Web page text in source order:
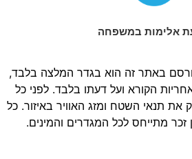
אלימות במשפחה
באתר זה הוא בגדר המלצה בלבד,
הקורא ועל דעתו בלבד. לפני כל
את תנאי השטח ומזג האוויר באיזור. כל
מתייחס לכל המגדרים והמינים.